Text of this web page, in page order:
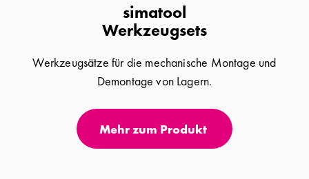
simatool
Werkzeugsets
Werkzeugsätze für die mechanische Montage und
Demontage von Lagern.
Mehr zum Produkt